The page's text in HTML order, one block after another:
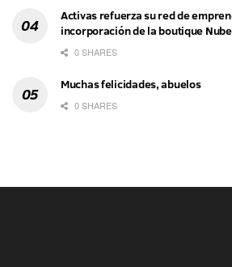
Activas refuerza su red de
incorporación de la boutique
0 SHARES
Muchas felicidades, abuelos
0 SHARES